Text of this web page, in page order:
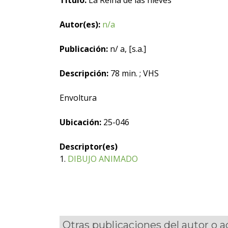
Autor(es): n/a
Publicación: n/ a, [s.a.]
Descripción: 78 min. ; VHS
Envoltura
Ubicación: 25-046
Descriptor(es)
1. DIBUJO ANIMADO
Otras publicaciones del autor o